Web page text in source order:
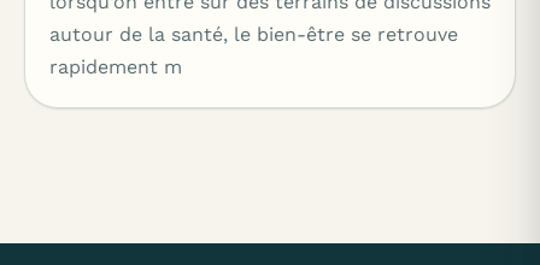
autour de la santé, le bien-être se retrouve
rapidement m